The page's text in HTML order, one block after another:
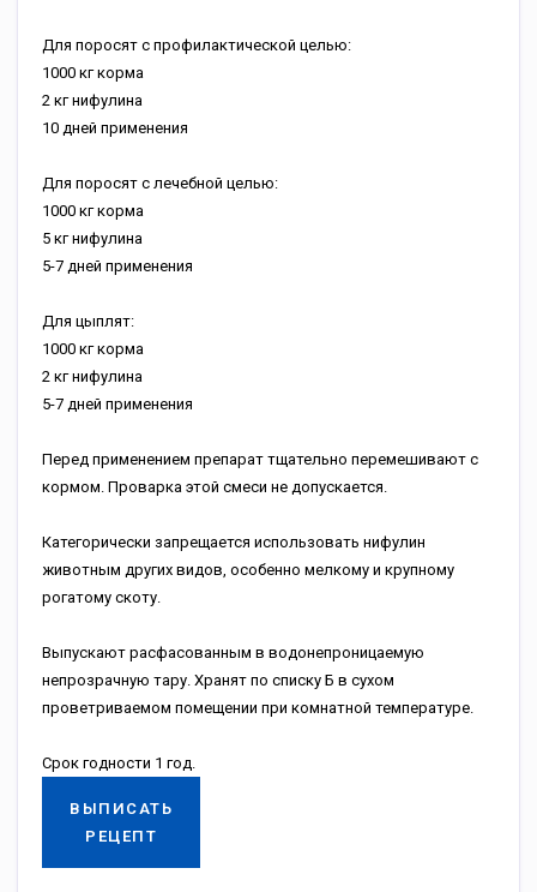
Для поросят с профилактической целью:
1000 кг корма
2 кг нифулина
10 дней применения
Для поросят с лечебной целью:
1000 кг корма
5 кг нифулина
5-7 дней применения
Для цыплят:
1000 кг корма
2 кг нифулина
5-7 дней применения
Перед применением препарат тщательно перемешивают с
кормом. Проварка этой смеси не допускается.
Категорически запрещается использовать нифулин
животным других видов, особенно мелкому и крупному
рогатому скоту.
Выпускают расфасованным в водонепроницаемую
непрозрачную тару. Хранят по списку Б в сухом
проветриваемом помещении при комнатной температуре.
Срок годности 1 год.
ВЫПИСАТЬ
РЕЦЕПТ